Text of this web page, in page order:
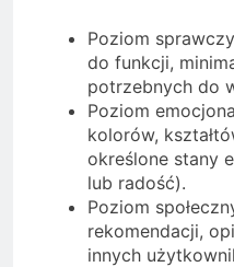
Poziom
do funkcji,
potrzebnych do
Poziom
kolorów,
określone stany
lub radość).
Poziom
rekomendacji,
innych